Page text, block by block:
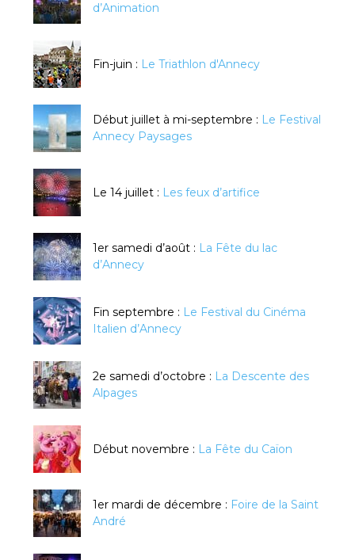
d’Animation
Fin-juin : Le Triathlon d'Annecy
Début juillet à mi-septembre : Le Festival
Annecy Paysages
Le 14 juillet : Les feux d’artifice
1er samedi d’août : La Fête du lac
d’Annecy
Fin septembre : Le Festival du Cinéma
Italien d’Annecy
2e samedi d’octobre : La Descente des
Alpages
Début novembre : La Fête du Caïon
1er mardi de décembre : Foire de la Saint
André